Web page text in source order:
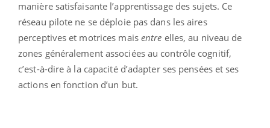
manière satisfaisante l’apprentissage des sujets. Ce
réseau pilote ne se déploie pas dans les aires
perceptives et motrices mais entre elles, au niveau de
zones généralement associées au contrôle cognitif,
c’est-à-dire à la capacité d’adapter ses pensées et ses
actions en fonction d’un but.